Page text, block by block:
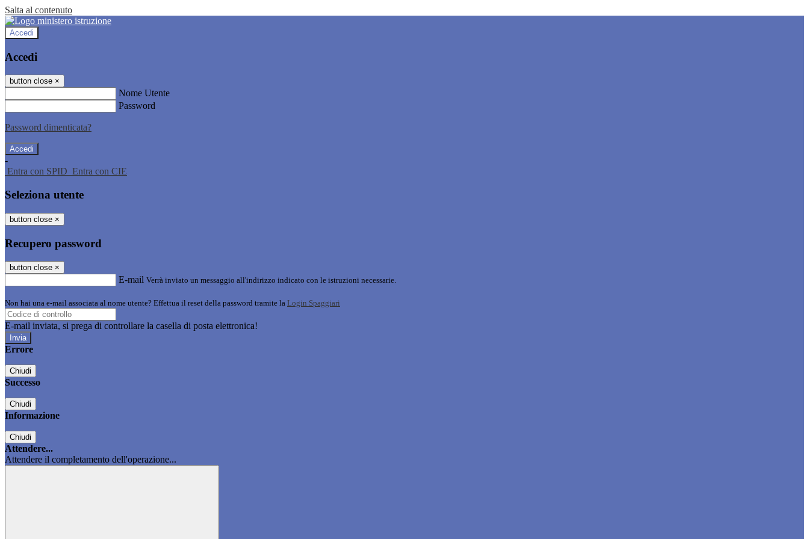
Salta al contenuto
Accedi
Accedi
button close ×
Nome Utente
Password
Password dimenticata?
-
Entra con SPID Entra con CIE
Seleziona utente
button close ×
Recupero password
button close ×
E-mail Verrà inviato un messaggio all'indirizzo indicato con le istruzioni necessarie.
Non hai una e-mail associata al nome utente? Effettua il reset della password tramite la Login Spaggiari
E-mail inviata, si prega di controllare la casella di posta elettronica!
Errore
Chiudi
Successo
Chiudi
Informazione
Chiudi
Attendere...
Attendere il completamento dell'operazione...